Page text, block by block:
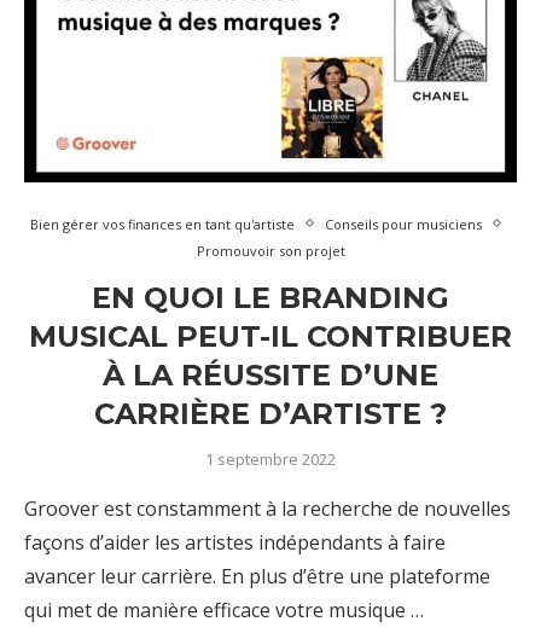
Bien gérer vos finances en tant qu'artiste
Conseils pour musiciens
Promouvoir son projet
EN QUOI LE BRANDING
MUSICAL PEUT-IL CONTRIBUER
À LA RÉUSSITE D’UNE
CARRIÈRE D’ARTISTE ?
1 septembre 2022
Groover est constamment à la recherche de nouvelles
façons d’aider les artistes indépendants à faire
avancer leur carrière. En plus d’être une plateforme
qui met de manière efficace votre musique …